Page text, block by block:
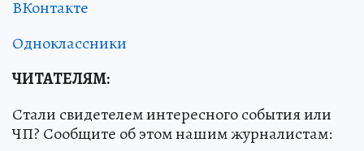
ВКонтакте
Одноклассники
ЧИТАТЕЛЯМ:
Стали свидетелем интересного события или
ЧП? Сообщите об этом нашим журналистам: